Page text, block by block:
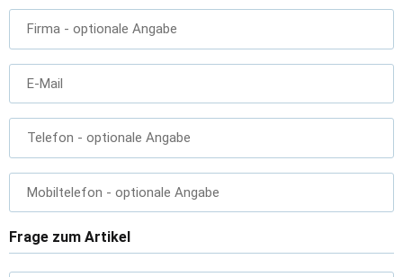
Firma - optionale Angabe
E-Mail
Telefon - optionale Angabe
Mobiltelefon - optionale Angabe
Frage zum Artikel